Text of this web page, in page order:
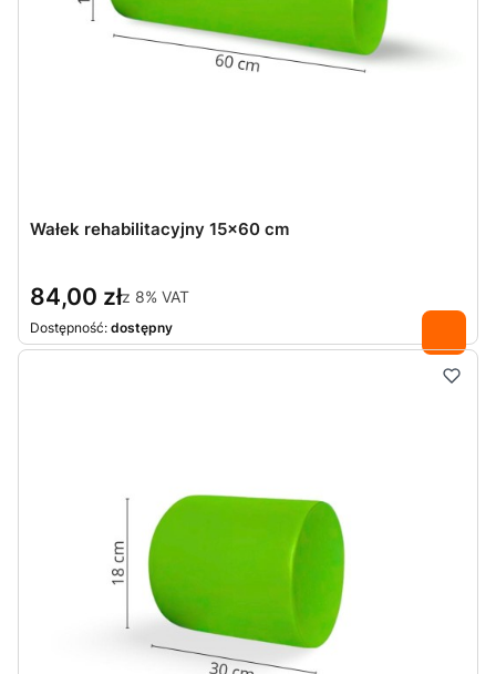
Wałek rehabilitacyjny 15x60 cm
84,00 złz 8% VAT
Dostępność: dostępny